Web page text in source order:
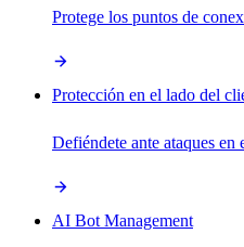
Protege los puntos de
Protección en el lado del
Defiéndete ante ataques en
AI Bot Management